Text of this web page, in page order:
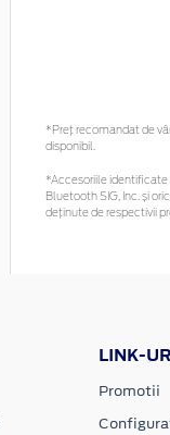
*Preţ recomandat de
disponibil.
*Accesoriile identificate
Bluetooth SIG, Inc. și
deținute de respectivii
LINK-
Promotii